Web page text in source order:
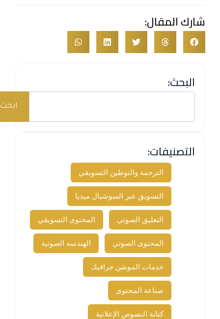
شارك المقال:
البحث:
Search
ابحث
التصنيفات:
الترجمة والتوطين التسويقي
التسويق عبر السوشيال ميديا
التعليق الصوتي المحتوى التسويقي
المحتوى الصوتي الهندسة الصوتية
خدمات الموشن جرافيك
صناعة المحتوى
كتابة النصوص الإعلانية